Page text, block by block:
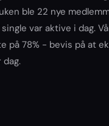
ble 22 nye
single var aktive i dag.
på 78% - bevis på at
dag.